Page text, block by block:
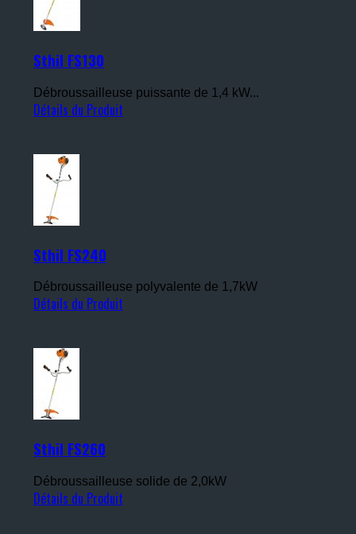
Sthil FS130
Débroussailleuse puissante de 1,4 kW...
Détails du Produit
Sthil FS240
Débroussailleuse polyvalente de 1,7kW
Détails du Produit
Sthil FS260
Débroussailleuse solide de 2,0kW
Détails du Produit